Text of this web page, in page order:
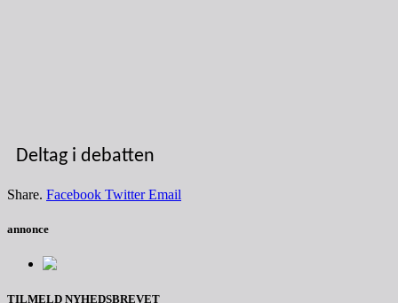
Deltag i debatten
Share. Facebook Twitter Email
annonce
TILMELD NYHEDSBREVET